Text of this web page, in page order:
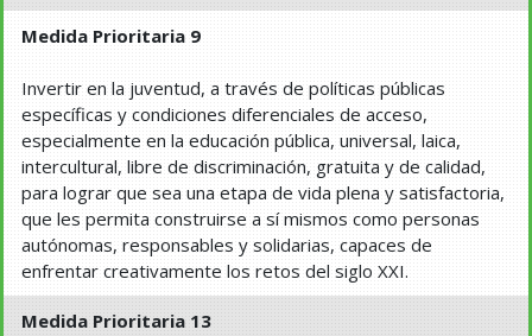
Medida Prioritaria 9
Invertir en la juventud, a través de políticas públicas
específicas y condiciones diferenciales de acceso,
especialmente en la educación pública, universal, laica,
intercultural, libre de discriminación, gratuita y de calidad,
para lograr que sea una etapa de vida plena y satisfactoria,
que les permita construirse a sí mismos como personas
autónomas, responsables y solidarias, capaces de
enfrentar creativamente los retos del siglo XXI.
Medida Prioritaria 13